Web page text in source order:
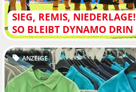
SIEG, REMIS, NIEDERLAGE!
SO BLEIBT DYNAMO DRIN
ANZEIGE